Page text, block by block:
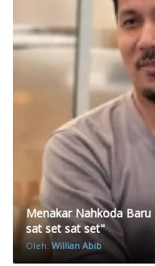
Menakar Nahkoda
sat set sat set"
Oleh:Willian Abib